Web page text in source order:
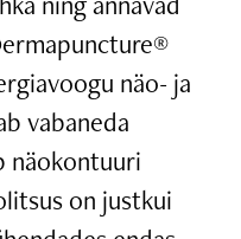
näo- ja
vabaneda
näokontuuri
on justkui